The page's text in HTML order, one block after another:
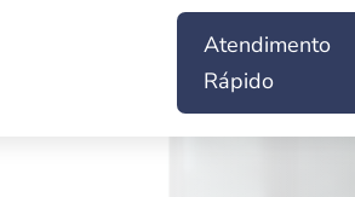
Atendimento
Rápido